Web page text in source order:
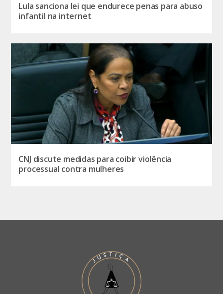
Lula sanciona lei que endurece penas para abuso
infantil na internet
CNJ discute medidas para coibir violência
processual contra mulheres